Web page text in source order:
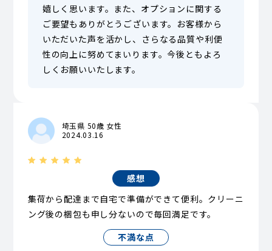
嬉しく思います。また、オプションに関する
ご要望もありがとうございます。お客様から
いただいた声を活かし、さらなる品質や利便
性の向上に努めてまいります。今後ともよろ
しくお願いいたします。
埼玉県 50歳 女性
2024.03.16
感想
集荷から配達まで自宅で準備ができて便利。クリーニ
ング後の梱包も申し分ないので毎回満足です。
不満な点